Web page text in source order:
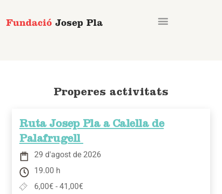
al
Properes activitats
Ruta Josep Pla a Calella de
Palafrugell
29 d'agost de 2026
19.00 h
6,00€ - 41,00€